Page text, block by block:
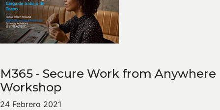
M365 - Secure Work from Anywhere
Workshop
24 Febrero 2021